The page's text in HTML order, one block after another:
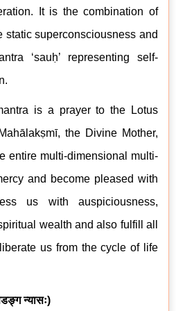
It is the combination of
static superconsciousness and
‘sauḥ’ representing self-
is a prayer to the Lotus
Mahālakṣmī, the Divine Mother,
entire multi-dimensional multi-
and become pleased with
us with auspiciousness,
wealth and also fulfill all
us from the cycle of life
न्यासः)